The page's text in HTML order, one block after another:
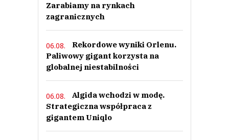
Zarabiamy na rynkach
zagranicznych
06.08.
Rekordowe wyniki Orlenu.
Paliwowy gigant korzysta na
globalnej niestabilności
06.08.
Algida wchodzi w modę.
Strategiczna współpraca z
gigantem Uniqlo